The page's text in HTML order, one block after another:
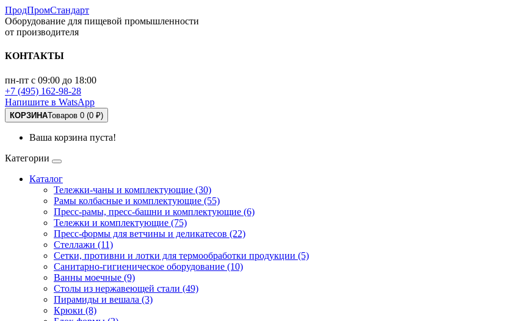
ПродПромСтандарт
Оборудование для пищевой промышленности
от производителя
КОНТАКТЫ
пн-пт с 09:00 до 18:00
+7 (495) 162-98-28
Напишите в WatsApp
КОРЗИНАТоваров 0 (0 ₽)
Ваша корзина пуста!
Категории
Каталог
Тележки-чаны и комплектующие (30)
Рамы колбасные и комплектующие (55)
Пресс-рамы, пресс-башни и комплектующие (6)
Тележки и комплектующие (75)
Пресс-формы для ветчины и деликатесов (22)
Стеллажи (11)
Сетки, противни и лотки для термообработки продукции (5)
Санитарно-гигиеническое оборудование (10)
Ванны моечные (9)
Столы из нержавеющей стали (49)
Пирамиды и вешала (3)
Крюки (8)